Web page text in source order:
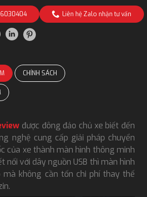
Liên hệ Zalo nhận tư vấn
CHÍNH SÁCH
được đông đảo chủ xe biết đến
nghệ cung cấp giải pháp chuyển
của xe thành màn hình thông minh
nối với dây nguồn USB thì màn hình
mà không cần tốn chi phí thay thế